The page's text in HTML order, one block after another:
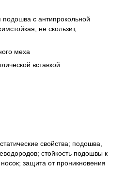
подошва с антипрокольной
не скользит,
меха
вставкой
свойства; подошва,
стойкость подошвы к
защита от проникновения